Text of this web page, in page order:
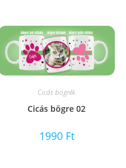
Cicás bögrék
Cicás bögre 02
1990 Ft